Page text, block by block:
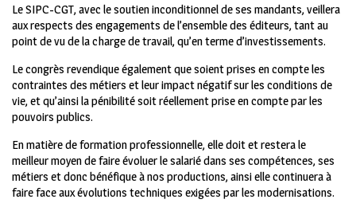
Le SIPC-CGT, avec le soutien inconditionnel de ses mandants, veillera
aux respects des engagements de l’ensemble des éditeurs, tant au
point de vu de la charge de travail, qu’en terme d’investissements.
Le congrès revendique également que soient prises en compte les
contraintes des métiers et leur impact négatif sur les conditions de
vie, et qu’ainsi la pénibilité soit réellement prise en compte par les
pouvoirs publics.
En matière de formation professionnelle, elle doit et restera le
meilleur moyen de faire évoluer le salarié dans ses compétences, ses
métiers et donc bénéfique à nos productions, ainsi elle continuera à
faire face aux évolutions techniques exigées par les modernisations.